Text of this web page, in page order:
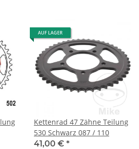
AUF LAGER
Kettenrad 47 Zähne Teilung
530 Schwarz 087 / 110
41,00 € *